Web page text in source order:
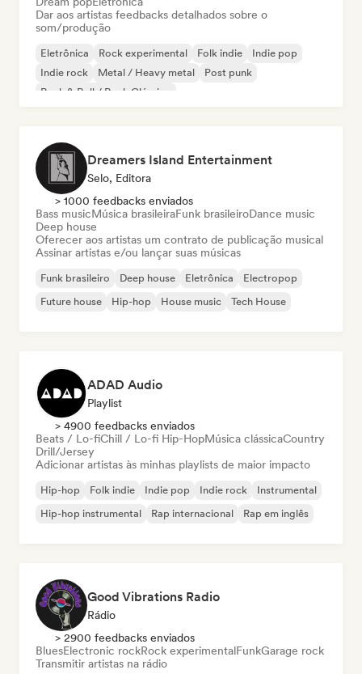
Dar aos artistas feedbacks detalhados sobre o
som/produção
Eletrônica Rock experimental Folk indie
Indie pop
Indie rock
Metal / Heavy metal
Post punk
Rock & Roll / Rock Clássico
Dreamers Island Entertainment
Selo, Editora
> 1000 feedbacks enviados
Bass musicMúsica brasileiraFunk brasileiroDance music
Deep house
Oferecer aos artistas um contrato de publicação musical
Assinar artistas e/ou lançar suas músicas
Funk brasileiro Deep house Eletrônica
Electropop
Future house
Hip-hop House music Tech House
ADAD Audio
Playlist
> 4900 feedbacks enviados
Beats / Lo-fiChill / Lo-fi Hip-HopMúsica clássicaCountry
Drill/Jersey
Adicionar artistas às minhas playlists de maior impacto
Hip-hop Folk indie Indie pop Indie rock
Instrumental
Hip-hop instrumental
Rap internacional Rap em inglês
Good Vibrations Radio
Rádio
> 2900 feedbacks enviados
BluesElectronic rockRock experimentalFunkGarage rock
Transmitir artistas na rádio